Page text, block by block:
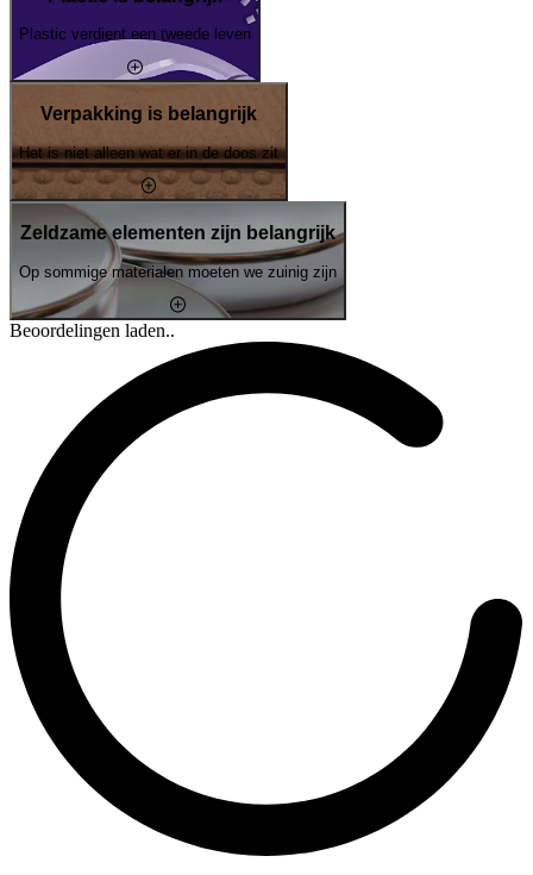
Plastic verdient een tweede leven
Verpakking is belangrijk
Het is niet alleen wat er in de doos zit
Zeldzame elementen zijn belangrijk
Op sommige materialen moeten we zuinig zijn
Beoordelingen laden..